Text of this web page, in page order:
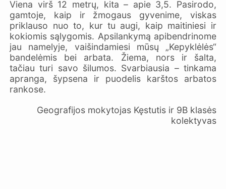
Viena virš 12 metrų, kita – apie 3,5. Pasirodo,
gamtoje, kaip ir žmogaus gyvenime, viskas
priklauso nuo to, kur tu augi, kaip maitiniesi ir
kokiomis sąlygomis. Apsilankymą apibendrinome
jau namelyje, vaišindamiesi mūsų „Kepyklėlės“
bandelėmis bei arbata. Žiema, nors ir šalta,
tačiau turi savo šilumos. Svarbiausia – tinkama
apranga, šypsena ir puodelis karštos arbatos
rankose.
Geografijos mokytojas Kęstutis ir 9B klasės
kolektyvas